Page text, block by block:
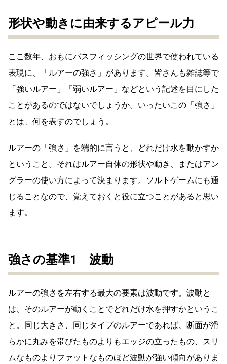
形状や動きに由来するアピール力
ここ数年、おもにバスフィッシングの世界で使われている
表現に、「ルアーの強さ」があります。皆さんも雑誌等で
「強いルアー」「弱いルアー」などという記述を目にした
ことがあるのではないでしょうか。いったいこの「強さ」
とは、何を表すのでしょう。
ルアーの「強さ」を端的に言うと、どれだけ水を動かすか
ということ。それはルアー自体の形状や動き、またはアン
グラーの使い方によって決まります。ソルトゲームにも通
じることなので、覚えておくと役に立つことがあると思い
ます。
強さの基準1 波動
ルアーの強さを左右する最大の要素は波動です。波動と
は、そのルアーが動くことでどれだけ水を押すかというこ
と。同じ大きさ、同じタイプのルアーであれば、断面が滑
らかに丸みを帯びたものよりもエッジの立ったもの、スリ
ムなものよりファットなものほど波動が強い傾向がありま